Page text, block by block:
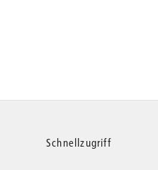
Schnellzugriff